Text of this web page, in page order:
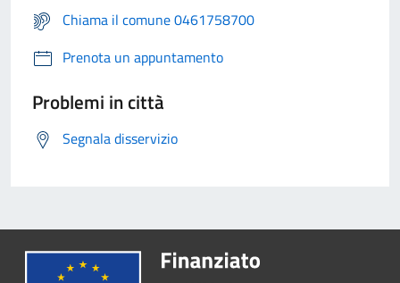
Chiama il comune 0461758700
Prenota un appuntamento
Problemi in città
Segnala disservizio